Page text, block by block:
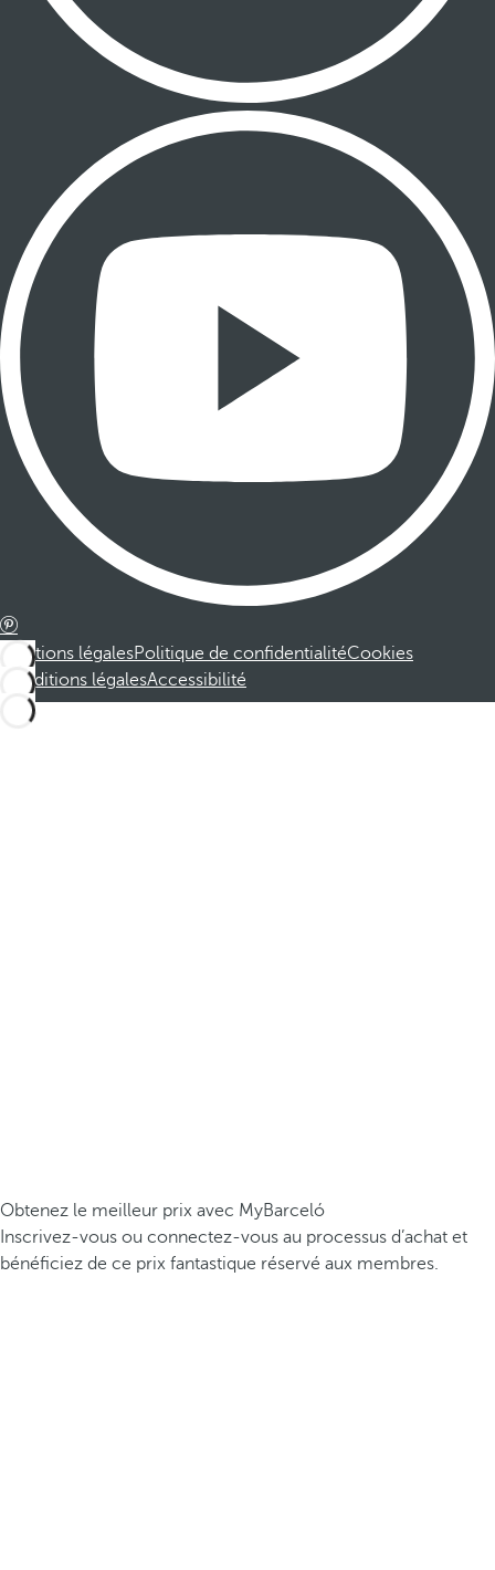
Mentions légalesPolitique de confidentialitéCookies
Conditions légalesAccessibilité
Obtenez le meilleur prix avec MyBarceló
Inscrivez-vous ou connectez-vous au processus d’achat et
bénéficiez de ce prix fantastique réservé aux membres.